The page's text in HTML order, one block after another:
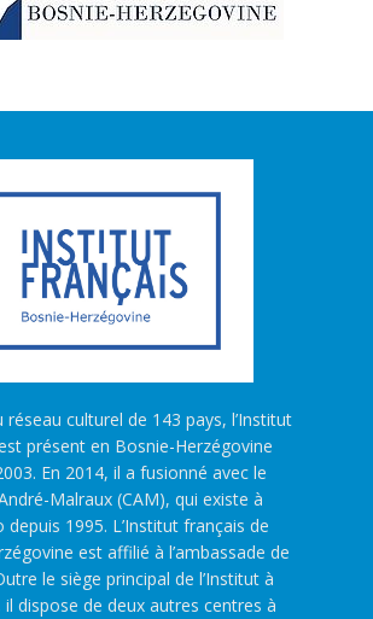
réseau culturel de 143 pays, l’Institut
présent en Bosnie-Herzégovine
En 2014, il a fusionné avec le
Malraux (CAM), qui existe à
depuis 1995. L’Institut français de
est affilié à l’ambassade de
le siège principal de l’Institut à
il dispose de deux autres centres à